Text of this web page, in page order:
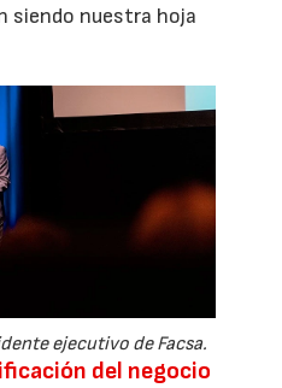
siendo nuestra hoja
ejecutivo de Facsa.
del negocio